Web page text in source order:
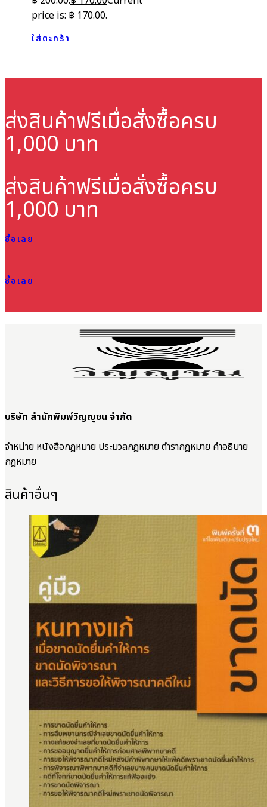
price is: ฿ 170.00.
ใส่ตะกร้า
ส่งสินค้าฟรีเมื่อสั่งซื้อครบ
1,000 บาท
ส่งสินค้าฟรีเมื่อสั่งซื้อครบ
1,000 บาท
ซื้อเลย
ซื้อเลย
บริษัท สำนักพิมพ์วิญญูชน จำกัด
จำหน่าย หนังสือกฎหมาย ประมวลกฎหมาย ตำรากฎหมาย คำอธิบาย
กฎหมาย
สินค้าอื่นๆ